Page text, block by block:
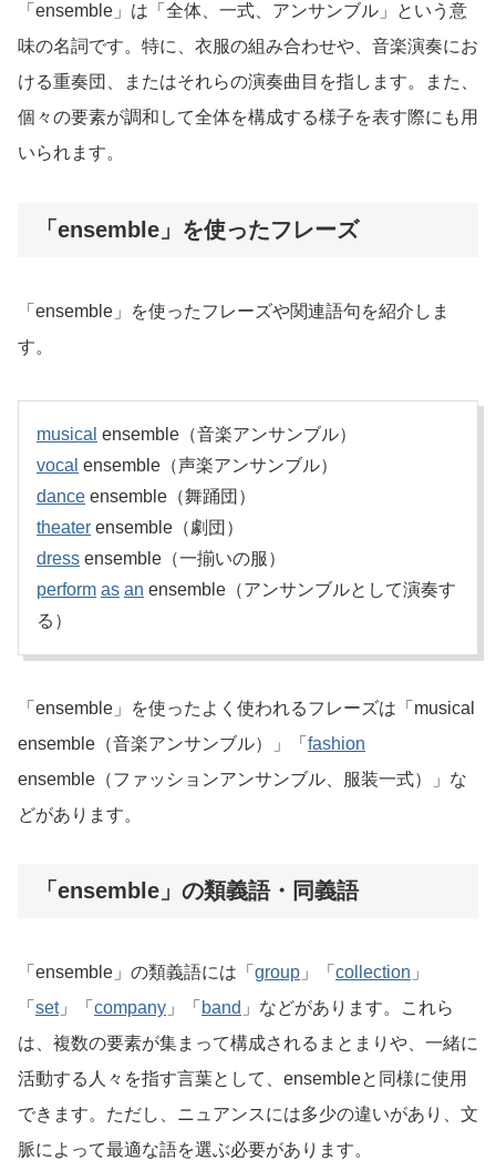
「ensemble」は「全体、一式、アンサンブル」という意
味の名詞です。特に、衣服の組み合わせや、音楽演奏にお
ける重奏団、またはそれらの演奏曲目を指します。また、
個々の要素が調和して全体を構成する様子を表す際にも用
いられます。
「ensemble」を使ったフレーズ
「ensemble」を使ったフレーズや関連語句を紹介しま
す。
musical ensemble（音楽アンサンブル）
vocal ensemble（声楽アンサンブル）
dance ensemble（舞踊団）
theater ensemble（劇団）
dress ensemble（一揃いの服）
perform as an ensemble（アンサンブルとして演奏す
る）
「ensemble」を使ったよく使われるフレーズは「musical
ensemble（音楽アンサンブル）」「 fashion
ensemble（ファッションアンサンブル、服装一式）」な
どがあります。
「ensemble」の類義語・同義語
「ensemble」の類義語には「 group 」「 collection 」
「 set」「 company 」「 band 」などがあります。これら
は、複数の要素が集まって構成されるまとまりや、一緒に
活動する人々を指す言葉として、ensembleと同様に使用
できます。ただし、ニュアンスには多少の違いがあり、文
脈によって最適な語を選ぶ必要があります。